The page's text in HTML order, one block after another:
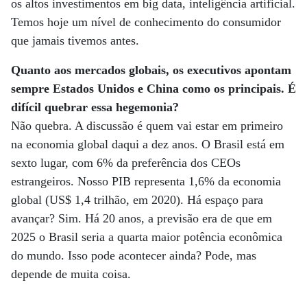
os altos investimentos em big data, inteligência artificial.
Temos hoje um nível de conhecimento do consumidor
que jamais tivemos antes.
Quanto aos mercados globais, os executivos apontam
sempre Estados Unidos e China como os principais. É
difícil quebrar essa hegemonia?
Não quebra. A discussão é quem vai estar em primeiro
na economia global daqui a dez anos. O Brasil está em
sexto lugar, com 6% da preferência dos CEOs
estrangeiros. Nosso PIB representa 1,6% da economia
global (US$ 1,4 trilhão, em 2020). Há espaço para
avançar? Sim. Há 20 anos, a previsão era de que em
2025 o Brasil seria a quarta maior potência econômica
do mundo. Isso pode acontecer ainda? Pode, mas
depende de muita coisa.